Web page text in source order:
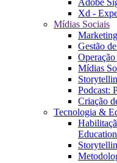
Adobe
Xd -
Mídias Sociais
Gestão
Mídias
Podcast:
Criação
Tecnologia &
Education